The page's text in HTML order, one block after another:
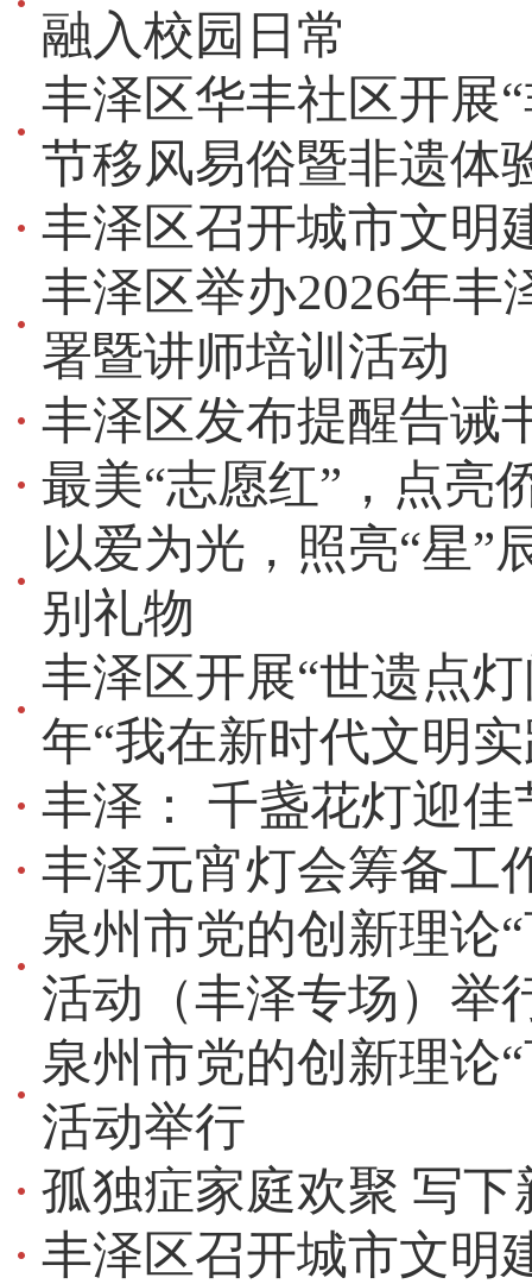
融入校园日常
丰泽区华丰社区开
节移风易俗暨非遗体
丰泽区召开城市文明
丰泽区举办2026年丰
署暨讲师培训活动
丰泽区发布提醒告诫
最美“志愿红”，点亮
以爱为光，照亮“星”
别礼物
丰泽区开展“世遗点
年“我在新时代文明
丰泽： 千盏花灯迎
丰泽元宵灯会筹备
泉州市党的创新理论
活动（丰泽专场）举
泉州市党的创新理论
活动举行
孤独症家庭欢聚 写下
丰泽区召开城市文明